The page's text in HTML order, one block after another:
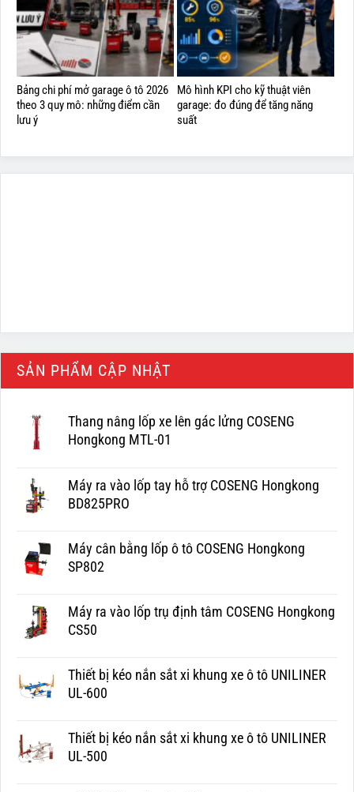
Bảng chi phí mở garage ô tô 2026
theo 3 quy mô: những điểm cần
lưu ý
Mô hình KPI cho kỹ thuật viên
garage: đo đúng để tăng năng
suất
SẢN PHẨM CẬP NHẬT
Thang nâng lốp xe lên gác lửng COSENG
Hongkong MTL-01
Máy ra vào lốp tay hỗ trợ COSENG Hongkong
BD825PRO
Máy cân bằng lốp ô tô COSENG Hongkong
SP802
Máy ra vào lốp trụ định tâm COSENG Hongkong
CS50
Thiết bị kéo nắn sắt xi khung xe ô tô UNILINER
UL-600
Thiết bị kéo nắn sắt xi khung xe ô tô UNILINER
UL-500